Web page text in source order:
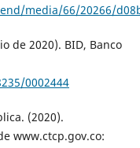
media/66/20266/
de 2020). BID, Banco
0002444
(2020).
www.ctcp.gov.co: